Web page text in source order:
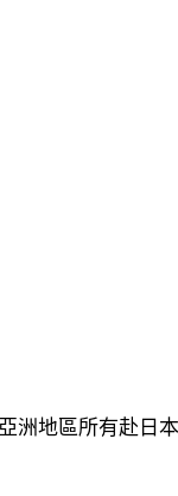
洲地區所有赴日